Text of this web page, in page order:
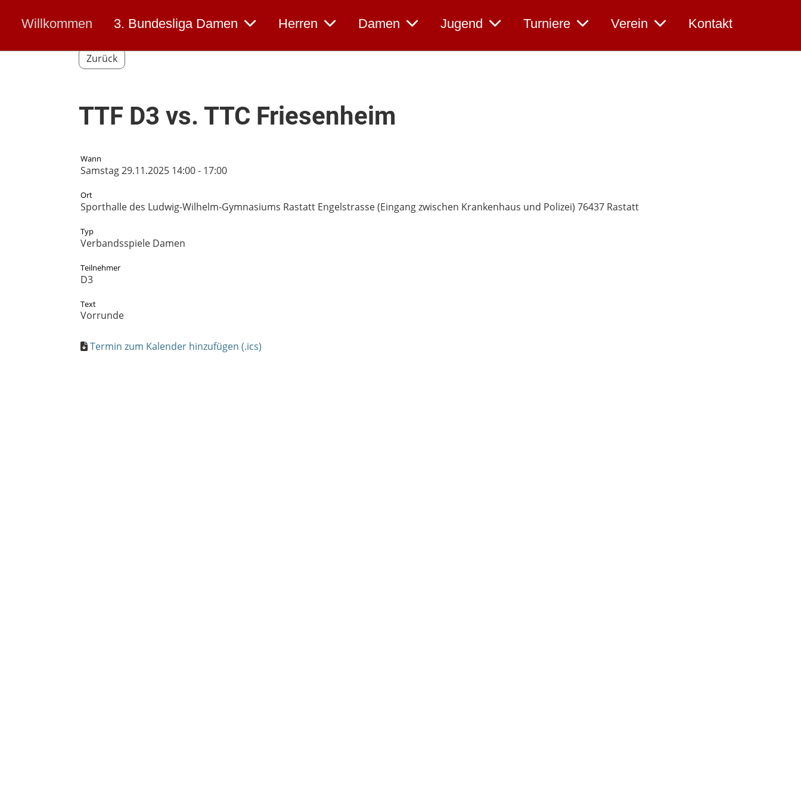
Willkommen 3. Bundesliga Damen Herren Damen Jugend Turniere Verein Kontakt
Zurück
TTF D3 vs. TTC Friesenheim
Wann
Samstag 29.11.2025 14:00 - 17:00
Ort
Sporthalle des Ludwig-Wilhelm-Gymnasiums Rastatt Engelstrasse (Eingang zwischen Krankenhaus und Polizei) 76437 Rastatt
Typ
Verbandsspiele Damen
Teilnehmer
D3
Text
Vorrunde
Termin zum Kalender hinzufügen (.ics)